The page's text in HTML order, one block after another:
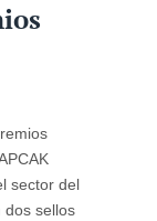
sector del
dos sellos